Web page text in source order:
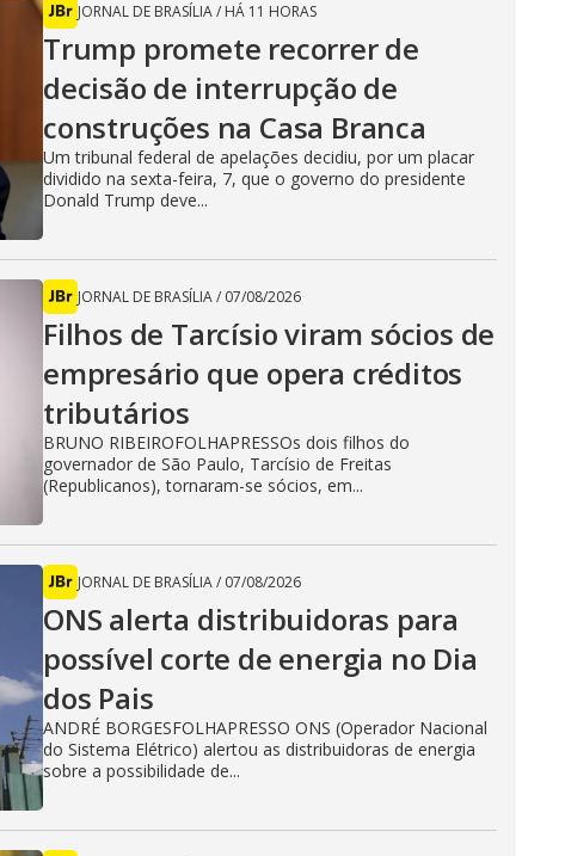
JORNAL DE BRASÍLIA/ HÁ 11 HORAS
Trump promete recorrer de
decisão de interrupção de
construções na Casa Branca
Um tribunal federal de apelações decidiu, por um placar
dividido na sexta-feira, 7, que o governo do presidente
Donald Trump deve...
JORNAL DE BRASÍLIA/ 07/08/2026
Filhos de Tarcísio viram sócios de
empresário que opera créditos
tributários
BRUNO RIBEIROFOLHAPRESSOs dois filhos do
governador de São Paulo, Tarcísio de Freitas
(Republicanos), tornaram-se sócios, em...
JORNAL DE BRASÍLIA/ 07/08/2026
ONS alerta distribuidoras para
possível corte de energia no Dia
dos Pais
ANDRÉ BORGESFOLHAPRESSO ONS (Operador Nacional
do Sistema Elétrico) alertou as distribuidoras de energia
sobre a possibilidade de...